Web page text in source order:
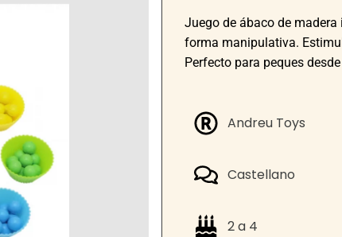
Juego de ábaco de
forma manipulativa.
Perfecto para peques
Andreu Toys
Castellano
2 a 4